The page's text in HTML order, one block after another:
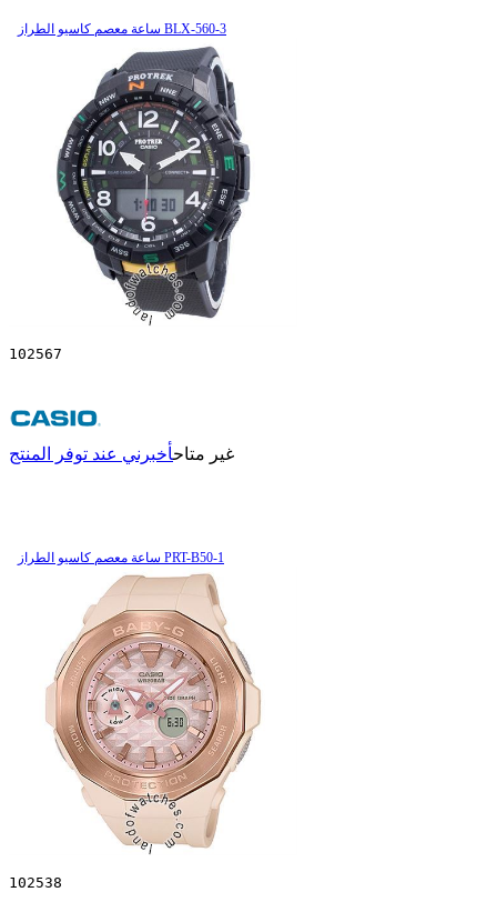
ساعة معصم کاسیو الطراز BLX-560-3
102567
غير متاحأخبرني عند توفر المنتج
ساعة معصم کاسیو الطراز PRT-B50-1
102538